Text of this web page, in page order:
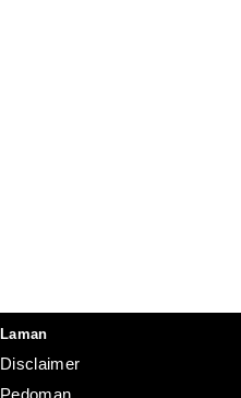
Laman
Disclaimer
Pedoman